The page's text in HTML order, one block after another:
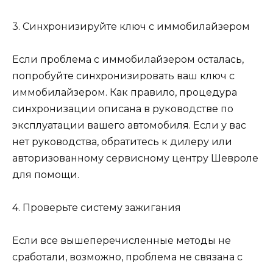
3. Синхронизируйте ключ с иммобилайзером
Если проблема с иммобилайзером осталась,
попробуйте синхронизировать ваш ключ с
иммобилайзером. Как правило, процедура
синхронизации описана в руководстве по
эксплуатации вашего автомобиля. Если у вас
нет руководства, обратитесь к дилеру или
авторизованному сервисному центру Шевроле
для помощи.
4. Проверьте систему зажигания
Если все вышеперечисленные методы не
сработали, возможно, проблема не связана с